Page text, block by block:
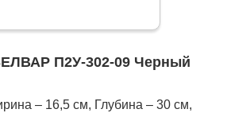
П2У-302-09 Черный
– 16,5 см, Глубина – 30 см,